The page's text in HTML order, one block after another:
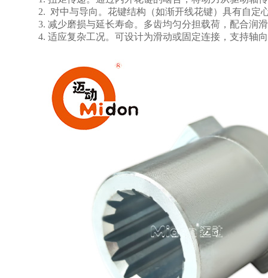
对中与导向。花键结构（如渐开线花键）具有自定
减少磨损与延长寿命。多齿均匀分担载荷，配合润
适应复杂工况。可设计为滑动或固定连接，支持轴